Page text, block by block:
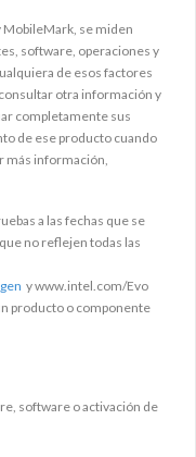
MobileMark, se miden
software, operaciones y
de esos factores
otra información y
completamente sus
de ese producto cuando
más información,
a las fechas que se
no reflejen todas las
y www.intel.com/Evo
producto o componente
software o activación de